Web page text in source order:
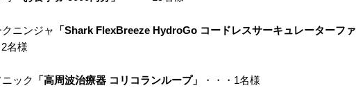
ニンジャ
「Shark FlexBreeze HydroGo コードレスサーキュレーターファ
2名様
ック 「高周波治療器 コリコランループ」 ・・・1名様